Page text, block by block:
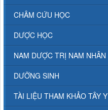
CHÂM CỨU HỌC
DƯỢC HỌC
NAM DƯỢC TRỊ NAM NHÂN
DƯỠNG SINH
TÀI LIỆU THAM KHẢO TÂY Y